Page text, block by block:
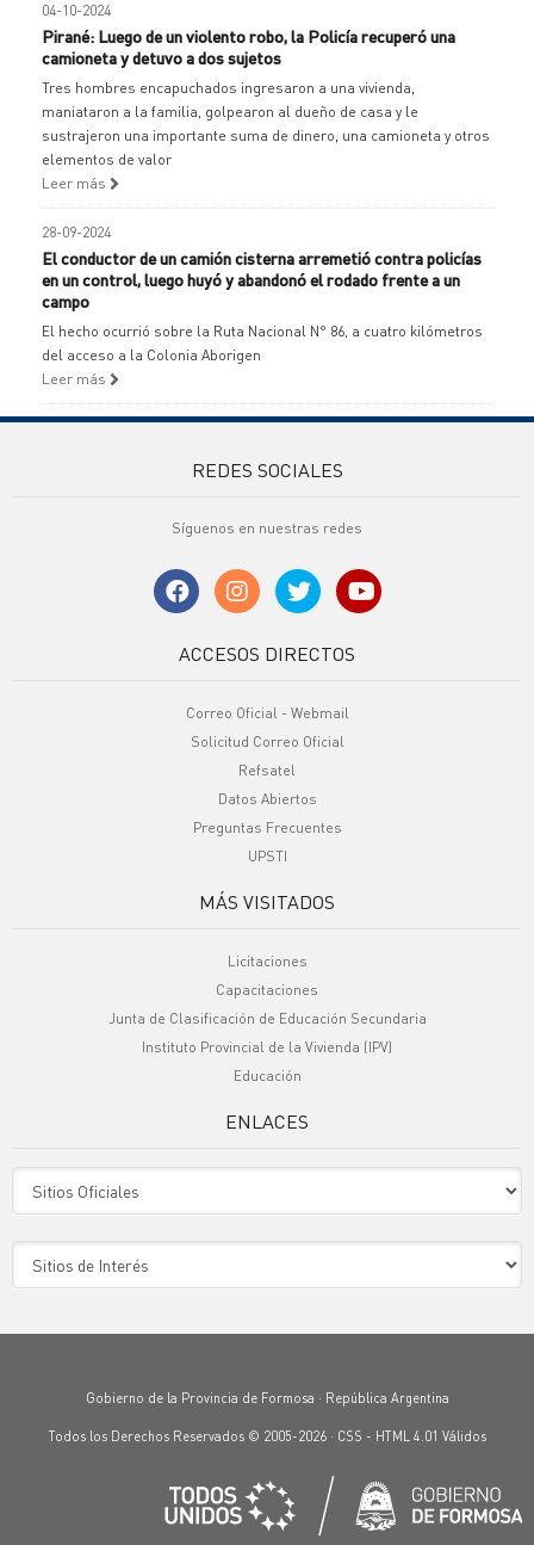
04-10-2024
Pirané: Luego de un violento robo, la Policía recuperó una
camioneta y detuvo a dos sujetos
Tres hombres encapuchados ingresaron a una vivienda,
maniataron a la familia, golpearon al dueño de casa y le
sustrajeron una importante suma de dinero, una camioneta y otros
elementos de valor
Leer más
28-09-2024
El conductor de un camión cisterna arremetió contra policías
en un control, luego huyó y abandonó el rodado frente a un
campo
El hecho ocurrió sobre la Ruta Nacional N° 86, a cuatro kilómetros
del acceso a la Colonia Aborigen
Leer más
REDES SOCIALES
Síguenos en nuestras redes
ACCESOS DIRECTOS
Correo Oficial - Webmail
Solicitud Correo Oficial
Refsatel
Datos Abiertos
Preguntas Frecuentes
UPSTI
MÁS VISITADOS
Licitaciones
Capacitaciones
Junta de Clasificación de Educación Secundaria
Instituto Provincial de la Vivienda (IPV)
Educación
ENLACES
Gobierno de la Provincia de Formosa · República Argentina
Todos los Derechos Reservados © 2005-2026 · CSS - HTML 4.01 Válidos